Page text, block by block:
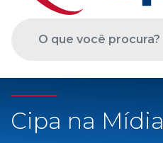
Cipa na Mídia